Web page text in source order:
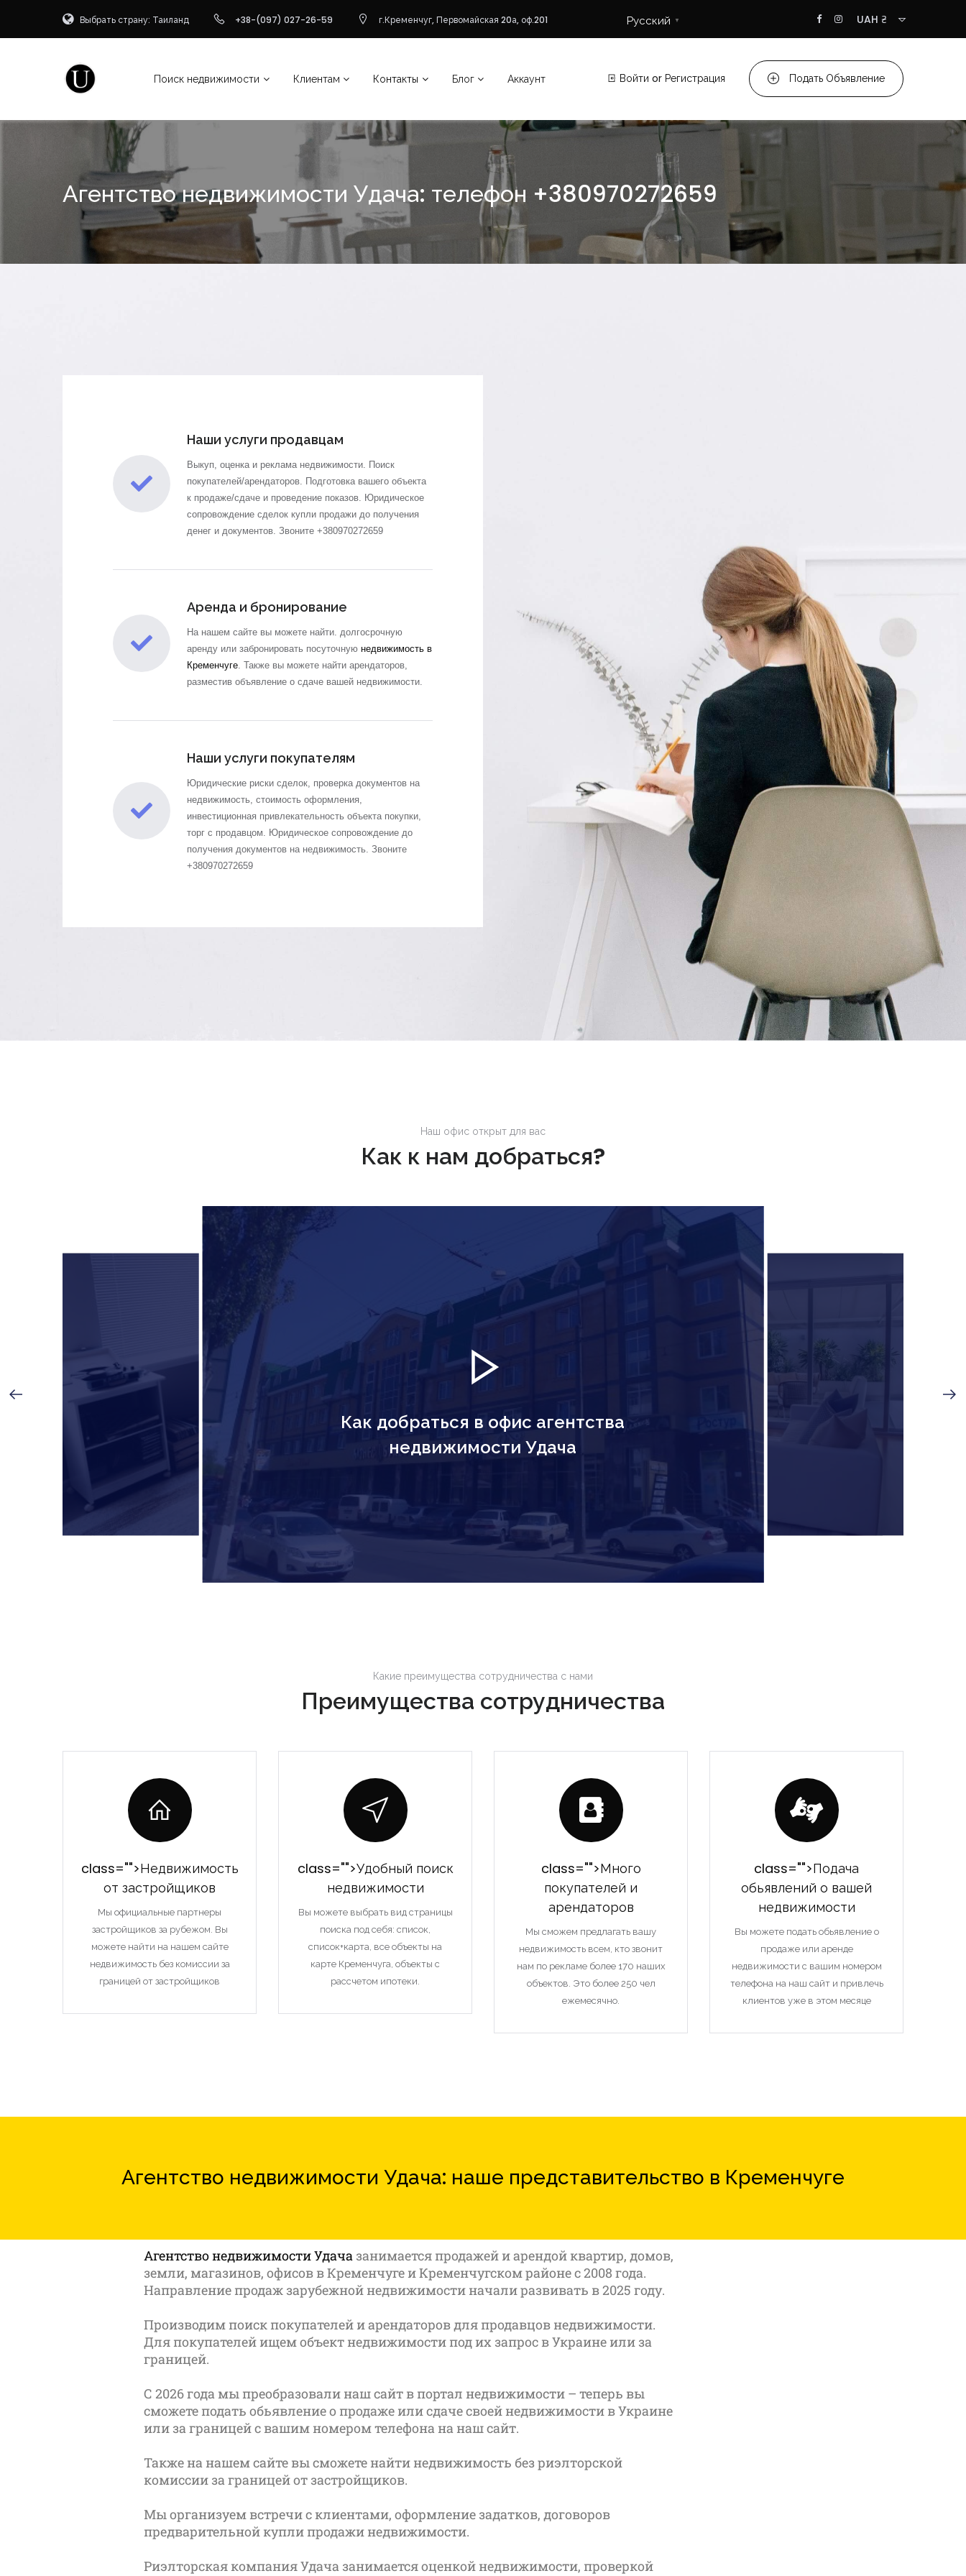
Выбрать страну: Таиланд +38-(097) 027-26-59 г.Кременчуг, Первомайская 20а, оф.201 Русский ▼ UAH ₴
Поиск недвижимости Клиентам Контакты Блог Аккаунт Войти or Регистрация Подать Объявление
Агентство недвижимости Удача: телефон +380970272659
Наши услуги продавцам
Выкуп, оценка и реклама недвижимости. Поиск
покупателей/арендаторов. Подготовка вашего объекта
к продаже/сдаче и проведение показов. Юридическое
сопровождение сделок купли продажи до получения
денег и документов. Звоните +380970272659
Аренда и бронирование
На нашем сайте вы можете найти. долгосрочную
аренду или забронировать посуточную недвижимость в
Кременчуге. Также вы можете найти арендаторов,
разместив объявление о сдаче вашей недвижимости.
Наши услуги покупателям
Юридические риски сделок, проверка документов на
недвижимость, стоимость оформления,
инвестиционная привлекательность объекта покупки,
торг с продавцом. Юридическое сопровождение до
получения документов на недвижимость. Звоните
+380970272659
Наш офис открыт для вас
Как к нам добраться?
Как добраться в офис агентства
недвижимости Удача
Какие преимущества сотрудничества с нами
Преимущества сотрудничества
class="">Недвижимость
от застройщиков
Мы официальные партнеры
застройщиков за рубежом. Вы
можете найти на нашем сайте
недвижимость без комиссии за
границей от застройщиков
class="">Удобный поиск
недвижимости
Вы можете выбрать вид страницы
поиска под себя: список,
список+карта, все объекты на
карте Кременчуга, объекты с
рассчетом ипотеки.
class="">Много
покупателей и
арендаторов
Мы сможем предлагать вашу
недвижимость всем, кто звонит
нам по рекламе более 170 наших
объектов. Это более 250 чел
ежемесячно.
class="">Подача
обьявлений о вашей
недвижимости
Вы можете подать обьявление о
продаже или аренде
недвижимости с вашим номером
телефона на наш сайт и привлечь
клиентов уже в этом месяце
Агентство недвижимости Удача: наше представительство в Кременчуге
Агентство недвижимости Удачазанимается продажей и арендой квартир, домов,
земли, магазинов, офисов в Кременчуге и Кременчугском районе с 2008 года.
Направление продаж зарубежной недвижимости начали развивать в 2025 году.
Производим поиск покупателей и арендаторов для продавцов недвижимости.
Для покупателей ищем объект недвижимости под их запрос в Украине или за
границей.
С 2026 года мы преобразовали наш сайт в портал недвижимости – теперь вы
сможете подать обьявление о продаже или сдаче своей недвижимости в Украине
или за границей с вашим номером телефона на наш сайт.
Также на нашем сайте вы сможете найти недвижимость без риэлторской
комиссии за границей от застройщиков.
Мы организуем встречи с клиентами, оформление задатков, договоров
предварительной купли продажи недвижимости.
Риэлторская компания Удача занимается оценкой недвижимости, проверкой
Запомнить Forgot Password?